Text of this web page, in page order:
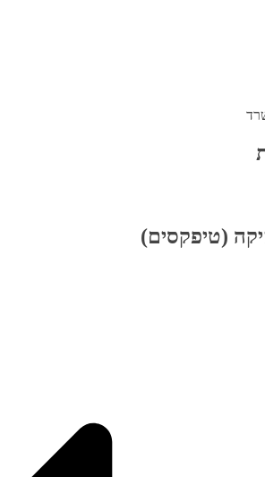
(טיפקסים)